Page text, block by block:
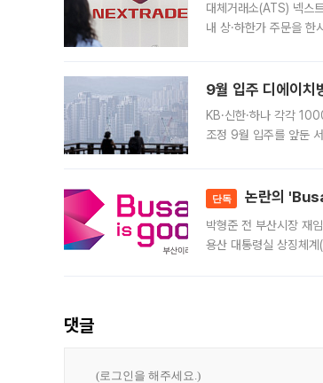
대체거래소(ATS) 넥스
내 상·하한가 주문을 한
9월 입주 디에이
KB·신한·하나 각각
조정 9월 입주를 앞둔
단독 논란의
박형준 전 부산시장 재
용산 대통령실 상징체
댓글